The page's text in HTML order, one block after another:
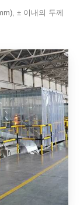
± 이내의 두께